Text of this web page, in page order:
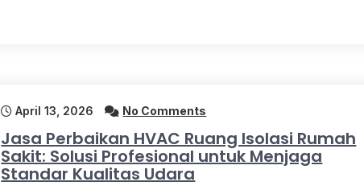
April 13, 2026 No Comments
Jasa Perbaikan HVAC Ruang Isolasi Rumah
Sakit: Solusi Profesional untuk Menjaga
Standar Kualitas Udara